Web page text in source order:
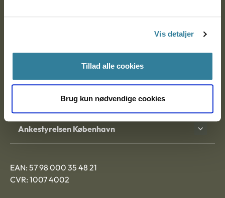
Vis detaljer
Tillad alle cookies
Brug kun nødvendige cookies
Ankestyrelsen Aalborg
Ankestyrelsen København
EAN: 57 98 000 35 48 21
CVR: 1007 4002